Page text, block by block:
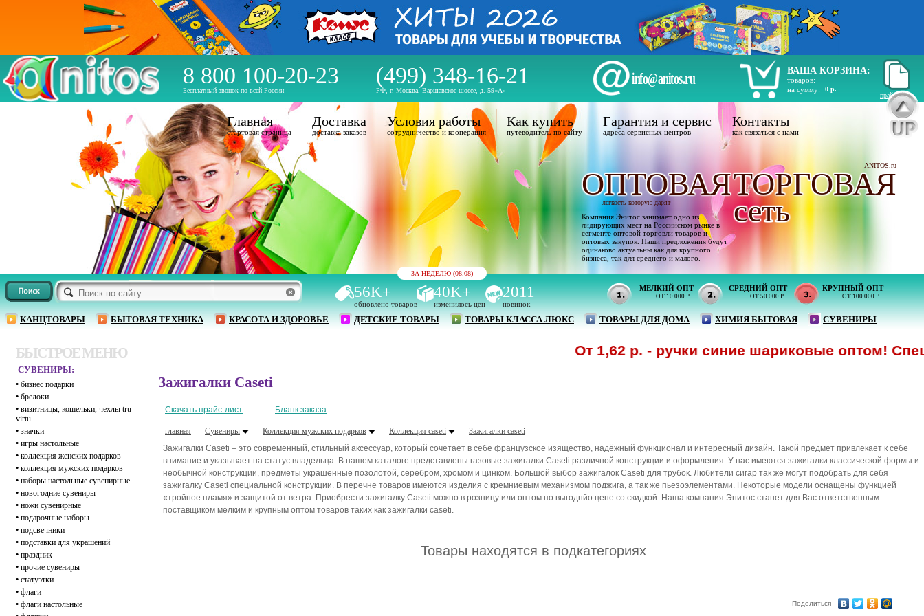
8 800 100-20-23
Бесплатный звонок по всей России
(499) 348-16-21
РФ, г. Москва, Варшавское шоссе, д. 59«А»
info@anitos.ru
ВАША КОРЗИНА:
товаров:
на сумму:
0 р.
прайс лист
ЗА НЕДЕЛЮ (08.08)
56K+
обновлено товаров
40K+
изменилось цен
2011
новинок
МЕЛКИЙ ОПТ
ОТ 10 000 Р
СРЕДНИЙ ОПТ
ОТ 50 000 Р
КРУПНЫЙ ОПТ
ОТ 100 000 Р
КАНЦТОВАРЫ БЫТОВАЯ ТЕХНИКА КРАСОТА И ЗДОРОВЬЕ ДЕТСКИЕ ТОВАРЫ ТОВАРЫ КЛАССА ЛЮКС ТОВАРЫ ДЛЯ ДОМА ХИМИЯ БЫТОВАЯ СУВЕНИРЫ
Главная
стартовая страница
Доставка
доставка заказов
Условия работы
сотрудничество и кооперация
Как купить
путеводитель по сайту
Гарантия и сервис
адреса сервисных центров
Контакты
как связаться с нами
ANITOS.ru
ОПТОВАЯТОРГОВАЯ
легкость которую дарят
Компания Энитос занимает одно из
лидирующих мест на Российском рынке в
сегменте оптовой торговли товаров и
оптовых закупок. Наши предложения будут
одинаково актуальны как для крупного
бизнеса, так для среднего и малого.
сеть
БЫСТРОЕ МЕНЮ
СУВЕНИРЫ:
• бизнес подарки
• брелоки
• визитницы, кошельки, чехлы tru
virtu
• значки
• игры настольные
• коллекция женских подарков
• коллекция мужских подарков
• наборы настольные сувенирные
• новогодние сувениры
• ножи сувенирные
• подарочные наборы
• подсвечники
• подставки для украшений
• праздник
• прочие сувениры
• статуэтки
• флаги
• флаги настольные
От 1,62 р. - ручки синие шариковые оптом!
Зажигалки Caseti
Скачать прайс-лист Бланк заказа
главная Сувениры Коллекция мужских подарков Коллекция caseti
Зажигалки caseti
Зажигалки Caseti – это современный, стильный аксессуар, который сочетает в себе французское изящество, надёжный функционал и интересный дизайн. Такой предмет привлекает к себе
внимание и указывает на статус владельца. В нашем каталоге представлены газовые зажигалки Caseti различной конструкции и оформления. У нас имеются зажигалки классической формы и
необычной конструкции, предметы украшенные позолотой, серебром, хромом и цинком. Большой выбор зажигалок Caseti для трубок. Любители сигар так же могут подобрать для себя
зажигалку Caseti специальной конструкции. В перечне товаров имеются изделия с кремниевым механизмом поджига, а так же пьезоэлементами. Некоторые модели оснащены функцией
«тройное пламя» и защитой от ветра. Приобрести зажигалку Caseti можно в розницу или оптом по выгоднйо цене со скидкой. Наша компания Энитос станет для Вас ответственным
поставщиком мелким и крупным оптом товаров таких как зажигалки caseti.
Товары находятся в подкатегориях
Поделиться